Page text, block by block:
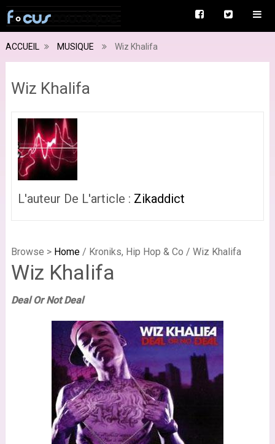
ACCUEIL MUSIQUE Wiz Khalifa
Wiz Khalifa
L'auteur De L'article : Zikaddict
Browse > Home/ Kroniks, Hip Hop & Co / Wiz Khalifa
Wiz Khalifa
Deal Or Not Deal